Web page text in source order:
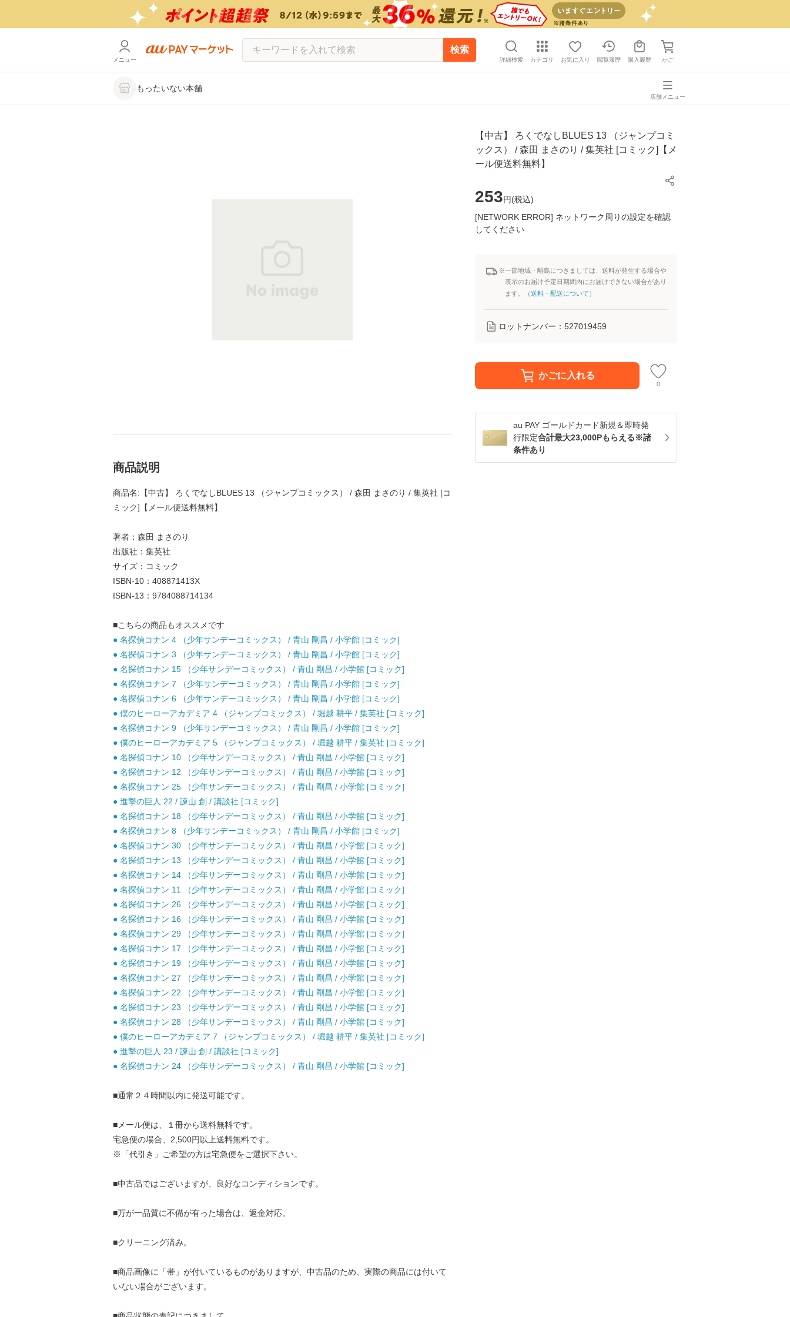
メニュー
検索
詳細検索 カテゴリ お気に入り 閲覧履歴 購入履歴 かご
もったいない本舗
店舗メニュー
【中古】 ろくでなしBLUES 13 （ジャンプコミ
ックス） / 森田 まさのり / 集英社 [コミック]【メ
ール便送料無料】
253円(税込)
[NETWORK ERROR] ネットワーク周りの設定を確認
してください
※一部地域・離島につきましては、送料が発生する場合や
表示のお届け予定日期間内にお届けできない場合があり
ます。（送料・配送について ）
ロットナンバー： 527019459
かごに入れる
0
au PAY ゴールドカード新規＆即時発
行限定合計最大23,000Pもらえる※諸
条件あり
商品説明
商品名:【中古】 ろくでなしBLUES 13 （ジャンプコミックス） / 森田 まさのり / 集英社 [コ
ミック]【メール便送料無料】
著者：森田 まさのり
出版社：集英社
サイズ：コミック
ISBN-10：408871413X
ISBN-13：9784088714134
■こちらの商品もオススメです
● 名探偵コナン 4 （少年サンデーコミックス） / 青山 剛昌 / 小学館 [コミック]
● 名探偵コナン 3 （少年サンデーコミックス） / 青山 剛昌 / 小学館 [コミック]
● 名探偵コナン 15 （少年サンデーコミックス） / 青山 剛昌 / 小学館 [コミック]
● 名探偵コナン 7 （少年サンデーコミックス） / 青山 剛昌 / 小学館 [コミック]
● 名探偵コナン 6 （少年サンデーコミックス） / 青山 剛昌 / 小学館 [コミック]
● 僕のヒーローアカデミア 4 （ジャンプコミックス） / 堀越 耕平 / 集英社 [コミック]
● 名探偵コナン 9 （少年サンデーコミックス） / 青山 剛昌 / 小学館 [コミック]
● 僕のヒーローアカデミア 5 （ジャンプコミックス） / 堀越 耕平 / 集英社 [コミック]
● 名探偵コナン 10 （少年サンデーコミックス） / 青山 剛昌 / 小学館 [コミック]
● 名探偵コナン 12 （少年サンデーコミックス） / 青山 剛昌 / 小学館 [コミック]
● 名探偵コナン 25 （少年サンデーコミックス） / 青山 剛昌 / 小学館 [コミック]
● 進撃の巨人 22 / 諫山 創 / 講談社 [コミック]
● 名探偵コナン 18 （少年サンデーコミックス） / 青山 剛昌 / 小学館 [コミック]
● 名探偵コナン 8 （少年サンデーコミックス） / 青山 剛昌 / 小学館 [コミック]
● 名探偵コナン 30 （少年サンデーコミックス） / 青山 剛昌 / 小学館 [コミック]
● 名探偵コナン 13 （少年サンデーコミックス） / 青山 剛昌 / 小学館 [コミック]
● 名探偵コナン 14 （少年サンデーコミックス） / 青山 剛昌 / 小学館 [コミック]
● 名探偵コナン 11 （少年サンデーコミックス） / 青山 剛昌 / 小学館 [コミック]
● 名探偵コナン 26 （少年サンデーコミックス） / 青山 剛昌 / 小学館 [コミック]
● 名探偵コナン 16 （少年サンデーコミックス） / 青山 剛昌 / 小学館 [コミック]
● 名探偵コナン 29 （少年サンデーコミックス） / 青山 剛昌 / 小学館 [コミック]
● 名探偵コナン 17 （少年サンデーコミックス） / 青山 剛昌 / 小学館 [コミック]
● 名探偵コナン 19 （少年サンデーコミックス） / 青山 剛昌 / 小学館 [コミック]
● 名探偵コナン 27 （少年サンデーコミックス） / 青山 剛昌 / 小学館 [コミック]
● 名探偵コナン 22 （少年サンデーコミックス） / 青山 剛昌 / 小学館 [コミック]
● 名探偵コナン 23 （少年サンデーコミックス） / 青山 剛昌 / 小学館 [コミック]
● 名探偵コナン 28 （少年サンデーコミックス） / 青山 剛昌 / 小学館 [コミック]
● 僕のヒーローアカデミア 7 （ジャンプコミックス） / 堀越 耕平 / 集英社 [コミック]
● 進撃の巨人 23 / 諫山 創 / 講談社 [コミック]
● 名探偵コナン 24 （少年サンデーコミックス） / 青山 剛昌 / 小学館 [コミック]
■通常２４時間以内に発送可能です。
■メール便は、１冊から送料無料です。
宅急便の場合、2,500円以上送料無料です。
※「代引き」ご希望の方は宅急便をご選択下さい。
■中古品ではございますが、良好なコンディションです。
■万が一品質に不備が有った場合は、返金対応。
■クリーニング済み。
■商品画像に「帯」が付いているものがありますが、中古品のため、実際の商品には付いて
いない場合がございます。